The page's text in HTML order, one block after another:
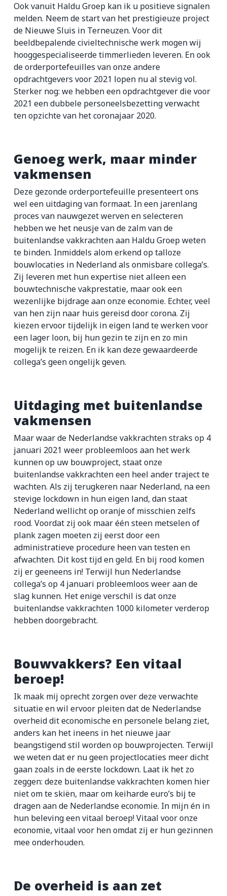
Ook vanuit Haldu Groep kan ik u positieve signalen
melden. Neem de start van het prestigieuze project
de Nieuwe Sluis in Terneuzen. Voor dit
beeldbepalende civieltechnische werk mogen wij
hooggespecialiseerde timmerlieden leveren. En ook
de orderportefeuilles van onze andere
opdrachtgevers voor 2021 lopen nu al stevig vol.
Sterker nog: we hebben een opdrachtgever die voor
2021 een dubbele personeelsbezetting verwacht
ten opzichte van het coronajaar 2020.
Genoeg werk, maar minder
vakmensen
Deze gezonde orderportefeuille presenteert ons
wel een uitdaging van formaat. In een jarenlang
proces van nauwgezet werven en selecteren
hebben we het neusje van de zalm van de
buitenlandse vakkrachten aan Haldu Groep weten
te binden. Inmiddels alom erkend op talloze
bouwlocaties in Nederland als onmisbare collega’s.
Zij leveren met hun expertise niet alleen een
bouwtechnische vakprestatie, maar ook een
wezenlijke bijdrage aan onze economie. Echter, veel
van hen zijn naar huis gereisd door corona. Zij
kiezen ervoor tijdelijk in eigen land te werken voor
een lager loon, bij hun gezin te zijn en zo min
mogelijk te reizen. En ik kan deze gewaardeerde
collega’s geen ongelijk geven.
Uitdaging met buitenlandse
vakmensen
Maar waar de Nederlandse vakkrachten straks op 4
januari 2021 weer probleemloos aan het werk
kunnen op uw bouwproject, staat onze
buitenlandse vakkrachten een heel ander traject te
wachten. Als zij terugkeren naar Nederland, na een
stevige lockdown in hun eigen land, dan staat
Nederland wellicht op oranje of misschien zelfs
rood. Voordat zij ook maar één steen metselen of
plank zagen moeten zij eerst door een
administratieve procedure heen van testen en
afwachten. Dit kost tijd en geld. En bij rood komen
zij er geeneens in! Terwijl hun Nederlandse
collega’s op 4 januari probleemloos weer aan de
slag kunnen. Het enige verschil is dat onze
buitenlandse vakkrachten 1000 kilometer verderop
hebben doorgebracht.
Bouwvakkers? Een vitaal
beroep!
Ik maak mij oprecht zorgen over deze verwachte
situatie en wil ervoor pleiten dat de Nederlandse
overheid dit economische en personele belang ziet,
anders kan het ineens in het nieuwe jaar
beangstigend stil worden op bouwprojecten. Terwijl
we weten dat er nu geen projectlocaties meer dicht
gaan zoals in de eerste lockdown. Laat ik het zo
zeggen: deze buitenlandse vakkrachten komen hier
niet om te skiën, maar om keiharde euro’s bij te
dragen aan de Nederlandse economie. In mijn én in
hun beleving een vitaal beroep! Vitaal voor onze
economie, vitaal voor hen omdat zij er hun gezinnen
mee onderhouden.
De overheid is aan zet